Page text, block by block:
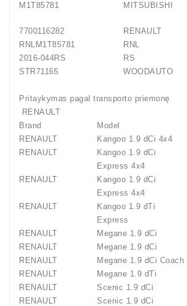
M1T85781
MITSUBISHI
7700116282
RENAULT
RNLM1T85781
RNL
2016-044RS
RS
STR71165
WOODAUTO
Pritaykymas pagal transporto priemonę
RENAULT
Brand
Model
RENAULT
Kangoo 1.9 dCi 4x4
RENAULT
Kangoo 1.9 dCi
Express 4x4
RENAULT
Kangoo 1.9 dCi
Express 4x4
RENAULT
Kangoo 1.9 dTi
Express
RENAULT Megane 1.9 dCi
RENAULT
Megane 1.9 dCi
RENAULT
Megane 1.9 dCi Coach
RENAULT
Megane 1.9 dTi
RENAULT
Scenic 1.9 dCi
RENAULT
Scenic 1.9 dCi